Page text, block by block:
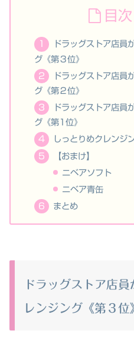
目次
ドラッグストア店員
グ《第３位》
ドラッグストア店員
グ《第２位》
ドラッグストア店員
グ《第1位》
しっとりめクレンジ
【おまけ】
ニベアソフト
ニベア青缶
まとめ
ドラッグストア店
レンジング《第３位